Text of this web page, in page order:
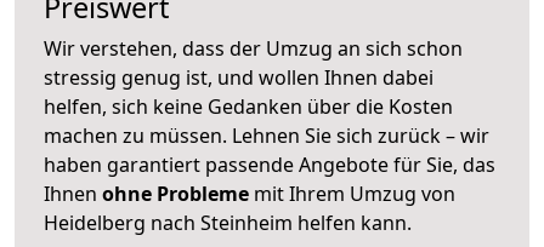
Wir verstehen, dass der Umzug an sich schon
stressig genug ist, und wollen Ihnen dabei
helfen, sich keine Gedanken über die Kosten
machen zu müssen. Lehnen Sie sich zurück – wir
haben garantiert passende Angebote für Sie, das
Ihnen ohne Probleme mit Ihrem Umzug von
Heidelberg nach Steinheim helfen kann.